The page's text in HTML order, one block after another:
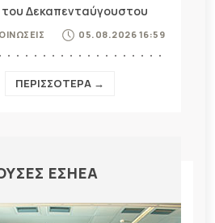
του Δεκαπενταύγουστου
05.08.2026 16:59
ΠΕΡΙΣΣΟΤΕΡΑ →
ΕΣΗΕΑ